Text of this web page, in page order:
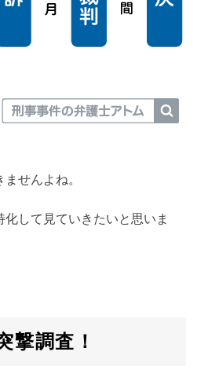
せんよね。
化して見ていきたいと思いま
撃調査！